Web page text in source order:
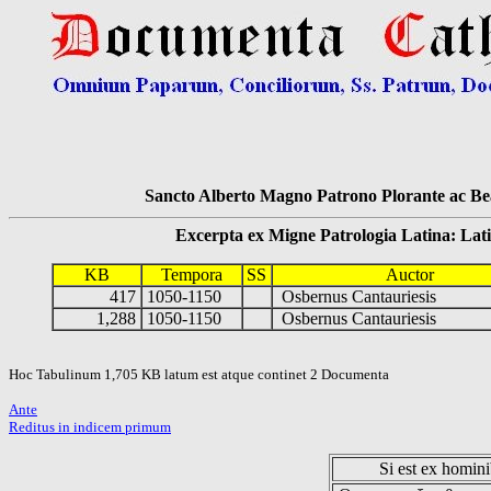
Sancto Alberto Magno Patrono Plorante ac
Excerpta ex Migne Patrologia Latina:
KB Tempora SS Auctor
417
1050-1150 Osbernus Cantauriesis
1,288
1050-1150 Osbernus Cantauriesis
Hoc Tabulinum 1,705 KB latum est atque continet 2 Documenta
Ante
Reditus in indicem primum
Si est ex